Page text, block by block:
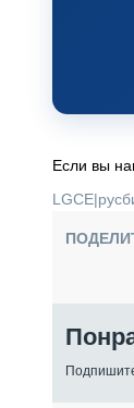
Если вы
LGCE|